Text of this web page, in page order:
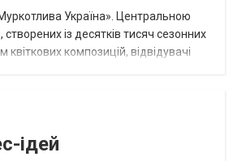
Україна». Центральною
із десятків тисяч сезонних
квіткових композицій, відвідувачі
ідей